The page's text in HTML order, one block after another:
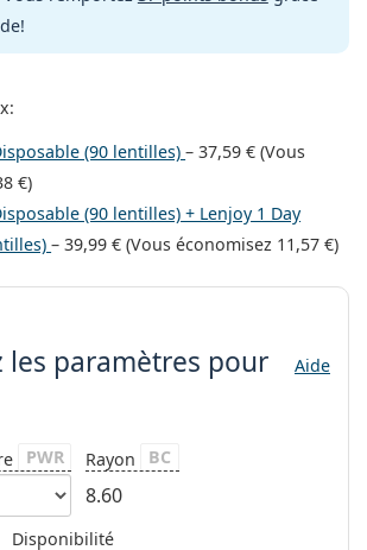
(90 lentilles)–37,59 € (Vous
€)
(90 lentilles) + Lenjoy 1 Day
–39,99 € (Vous économisez 11,57 €)
paramètres
les paramètres pour
Aide
PWR Rayon BC
8.60
Disponibilité